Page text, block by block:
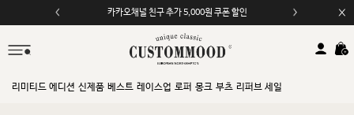
모바일 앱 자동 2,000원 할인
리미티드 에디션 신제품 베스트 레이스업 로퍼 몽크 부츠 리퍼브 세일